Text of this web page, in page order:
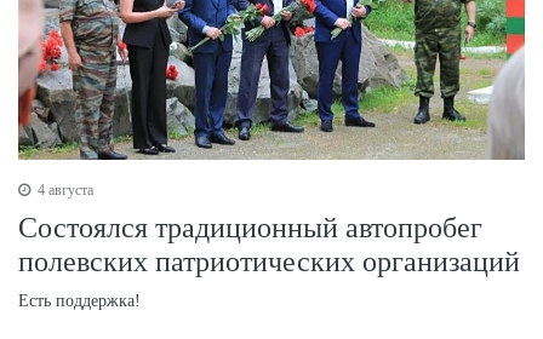
4 августа
Состоялся традиционный автопробег
полевских патриотических организаций
Есть поддержка!